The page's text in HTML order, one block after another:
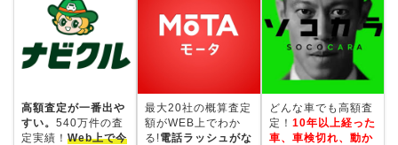
高額査定が一番出や
すい。 540万件の査
定実績！ Web上で今
最大20社の概算査定
額がWEB上でわか
る!電話ラッシュがな
どんな車でも高額査
定！ 10年以上経った
車、車検切れ、動か